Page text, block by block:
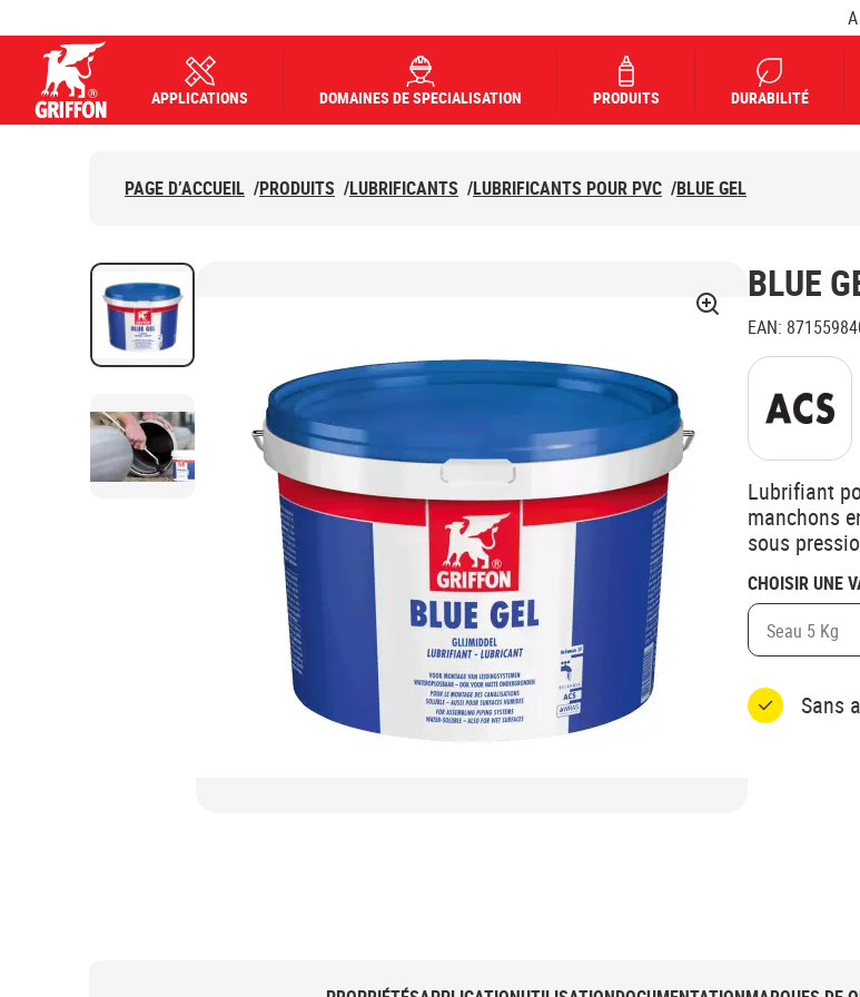
APPLICATIONS DOMAINES DE SPECIALISATION PRODUITS DURABILITÉ
PAGE D’ACCUEIL /PRODUITS /LUBRIFICANTS /LUBRIFICANTS POUR PVC /BLUE GEL
BLUE
EAN:
Lubrifiant
manchons
sous
CHOISIR UNE
Seau 5 Kg
Sans